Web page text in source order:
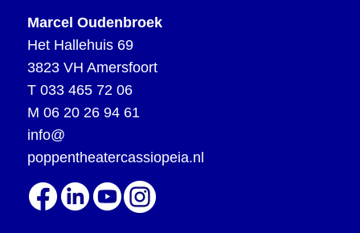
Marcel Oudenbroek
Het Hallehuis 69
3823 VH Amersfoort
T 033 465 72 06
M 06 20 26 94 61
info@
poppentheatercassiopeia.nl